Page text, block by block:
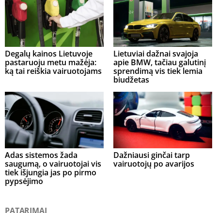
Degalų kainos Lietuvoje
pastaruoju metu mažėja:
ką tai reiškia vairuotojams
Lietuviai dažnai svajoja
apie BMW, tačiau galutinį
sprendimą vis tiek lemia
biudžetas
Adas sistemos žada
saugumą, o vairuotojai vis
tiek išjungia jas po pirmo
pypsėjimo
Dažniausi ginčai tarp
vairuotojų po avarijos
PATARIMAI